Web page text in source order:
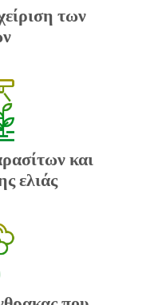
των
και
ελιάς